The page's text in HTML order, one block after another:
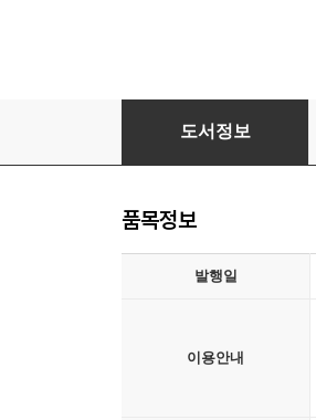
득템 대만 쇼핑 리스트
도서정보
품목정보
발행일
이용안내